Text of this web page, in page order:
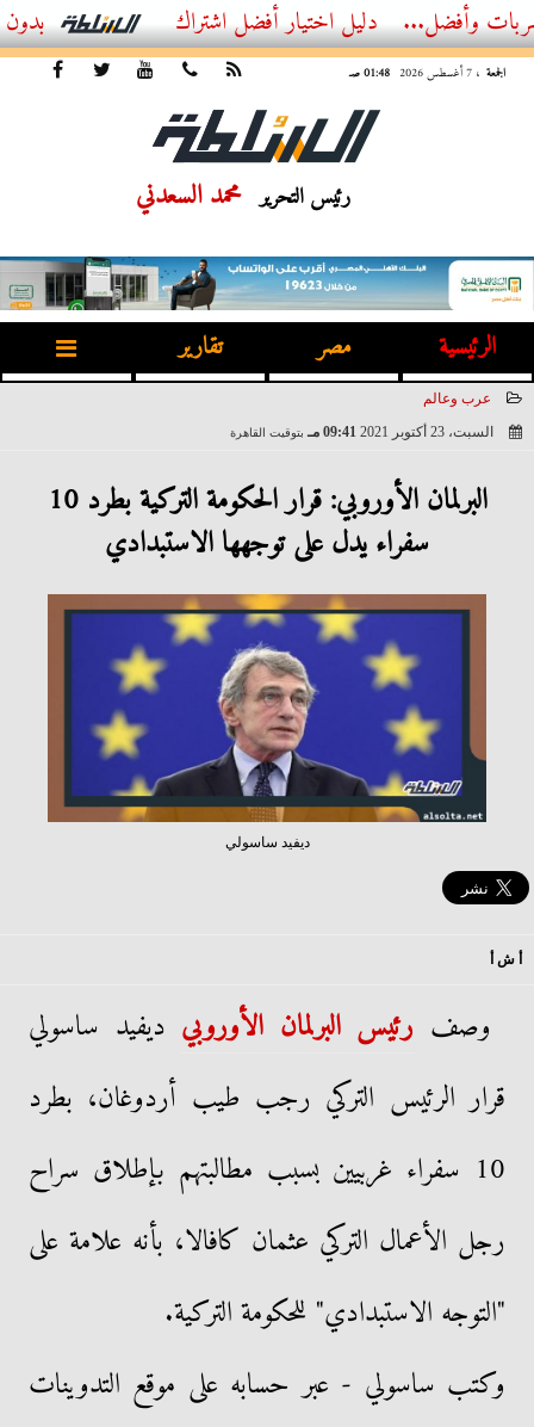
أفضل اشتراك IPTV بدون تقطيع 2026 – دليل المشاهد العصري
الجمعة ، 7 أغسطس 2026 01:48 صـ
رئيس التحرير محمد السعدني
الرئيسية مصر تقارير
عرب وعالم
السبت، 23 أكتوبر 2021
09:41 مـ بتوقيت القاهرة
البرلمان الأوروبي: قرار الحكومة التركية بطرد 10
سفراء يدل على توجهها الاستبدادي
ديفيد ساسولي
أ ش أ
وصف رئيس البرلمان الأوروبي ديفيد ساسولي
قرار الرئيس التركي رجب طيب أردوغان، بطرد
10 سفراء غربيين بسبب مطالبتهم بإطلاق سراح
رجل الأعمال التركي عثمان كافالا، بأنه علامة على
"التوجه الاستبدادي" للحكومة التركية.
وكتب ساسولي - عبر حسابه على موقع التدوينات